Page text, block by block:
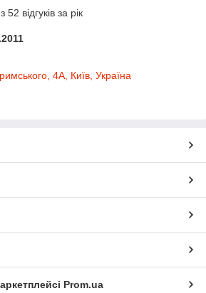
відгуків за рік
4А, Київ, Україна
Prom.ua